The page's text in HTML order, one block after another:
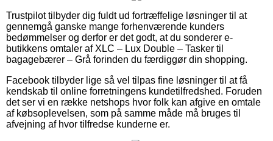
Trustpilot tilbyder dig fuldt ud fortræffelige løsninger til at
gennemgå ganske mange forhenværende kunders
bedømmelser og derfor er det godt, at du sonderer e-
butikkens omtaler af XLC – Lux Double – Tasker til
bagagebærer – Grå forinden du færdiggør din shopping.
Facebook tilbyder lige så vel tilpas fine løsninger til at få
kendskab til online forretningens kundetilfredshed. Foruden
det ser vi en række netshops hvor folk kan afgive en omtale
af købsoplevelsen, som på samme måde må bruges til
afvejning af hvor tilfredse kunderne er.